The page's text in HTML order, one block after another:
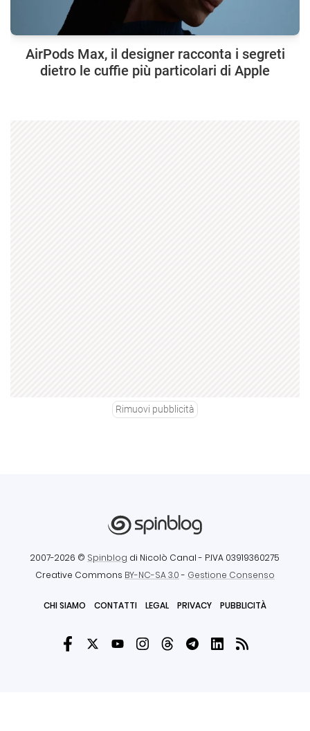
AirPods Max, il designer racconta i segreti
dietro le cuffie più particolari di Apple
Rimuovi pubblicità
2007-2026 © Spinblog di Nicolò Canal - P.IVA 03919360275
Creative Commons BY-NC-SA 3.0- Gestione Consenso
CHI SIAMO CONTATTI LEGAL PRIVACY PUBBLICITÀ